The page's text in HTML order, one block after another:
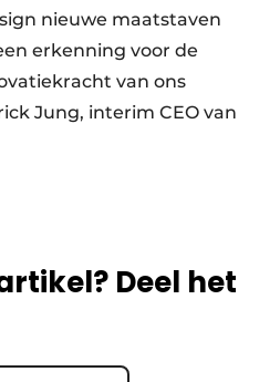
nieuwe maatstaven
erkenning voor de
van ons
Jung, interim CEO van
Deel het